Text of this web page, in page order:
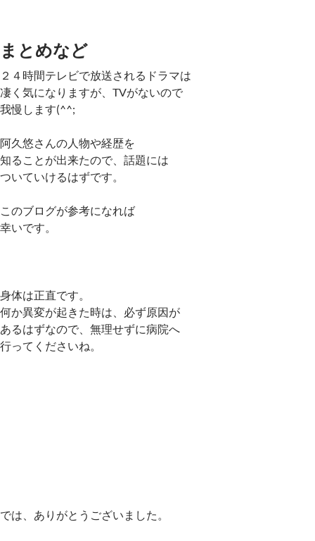
まとめなど
２４時間テレビで放送されるドラマは
凄く気になりますが、TVがないので
我慢します(^^;
阿久悠さんの人物や経歴を
知ることが出来たので、話題には
ついていけるはずです。
このブログが参考になれば
幸いです。
身体は正直です。
何か異変が起きた時は、必ず原因が
あるはずなので、無理せずに病院へ
行ってくださいね。
では、ありがとうございました。